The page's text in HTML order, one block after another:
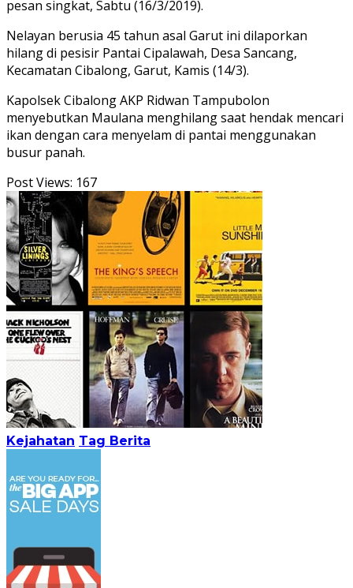
pesan singkat, Sabtu (16/3/2019).
Nelayan berusia 45 tahun asal Garut ini dilaporkan
hilang di pesisir Pantai Cipalawah, Desa Sancang,
Kecamatan Cibalong, Garut, Kamis (14/3).
Kapolsek Cibalong AKP Ridwan Tampubolon
menyebutkan Maulana menghilang saat hendak mencari
ikan dengan cara menyelam di pantai menggunakan
busur panah.
Post Views: 167
Kejahatan Tag Berita